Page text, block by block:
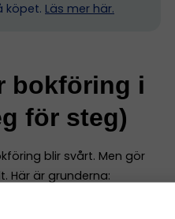
köpet. Läs mer här.
bokföring i
för steg)
blir svårt. Men gör
Här är grunderna: